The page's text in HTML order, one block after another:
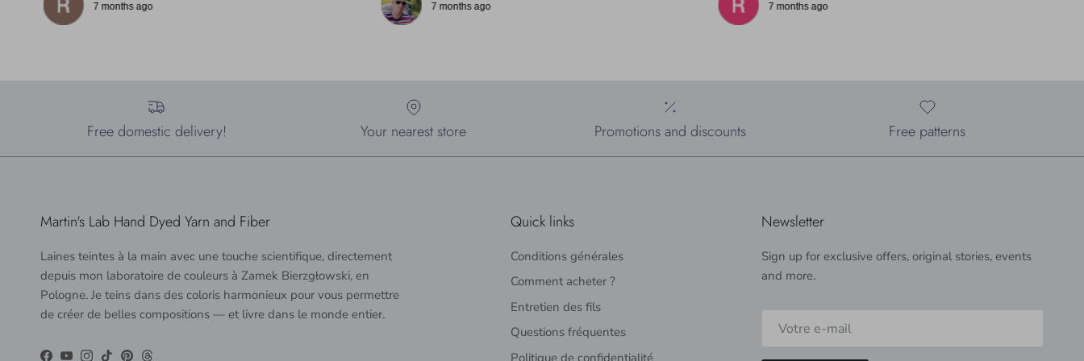
7 months ago 7 months ago 7 months ago
Free domestic delivery! Your nearest store Promotions and discounts Free patterns
Martin's Lab Hand Dyed Yarn and Fiber
Laines teintes à la main avec une touche scientifique, directement
depuis mon laboratoire de couleurs à Zamek Bierzgłowski, en
Pologne. Je teins dans des coloris harmonieux pour vous permettre
de créer de belles compositions — et livre dans le monde entier.
Quick links
Conditions générales
Comment acheter ?
Entretien des fils
Questions fréquentes
Politique de confidentialité
Newsletter
Sign up for exclusive offers, original stories, events
and more.